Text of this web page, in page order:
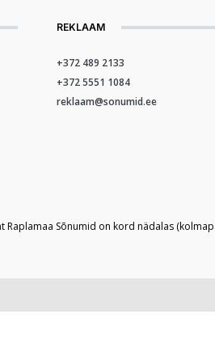
REKLAAM
+372 489 2133
+372 5551 1084
reklaam@sonumid.ee
Raplamaa Sõnumid on kord nädalas